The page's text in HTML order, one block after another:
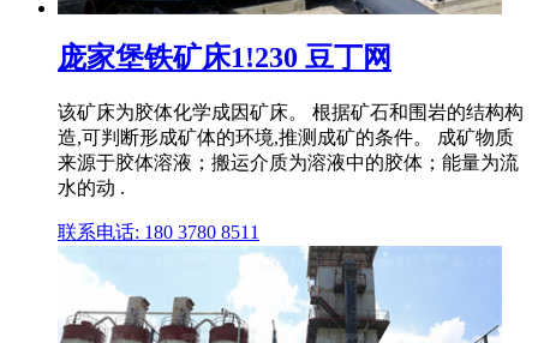
庞家堡铁矿床1!230 豆丁网
该矿床为胶体化学成因矿床。 根据矿石和围岩的结构构
造,可判断形成矿体的环境,推测成矿的条件。 成矿物质
来源于胶体溶液；搬运介质为溶液中的胶体；能量为流
水的动 .
联系电话: 180 3780 8511